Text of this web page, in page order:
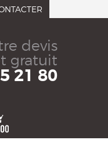
devis
gratuit
21 80